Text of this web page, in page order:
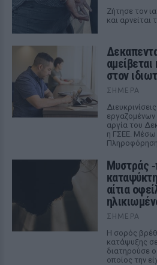
Ζήτησε τον
και αρνείται
στον
ΣΉΜΕΡΑ
εργαζομένων
αργία του
η ΓΣΕΕ. Μέσω
Μυστράς
αίτια
ΣΉΜΕΡΑ
Η σορός
κατάψυξης
διατηρούσε
οποίος την